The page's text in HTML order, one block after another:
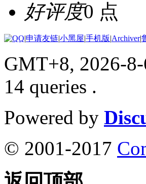
好评度0 点
|申请友链|小黑屋|手机版|Archiver|
GMT+8, 2026-
14 queries .
Powered by
© 2001-2017